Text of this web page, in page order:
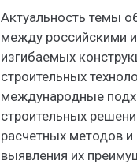
Актуальность темы
между российскими
изгибаемых
строительных
международные
строительных
расчетных методов
выявления их